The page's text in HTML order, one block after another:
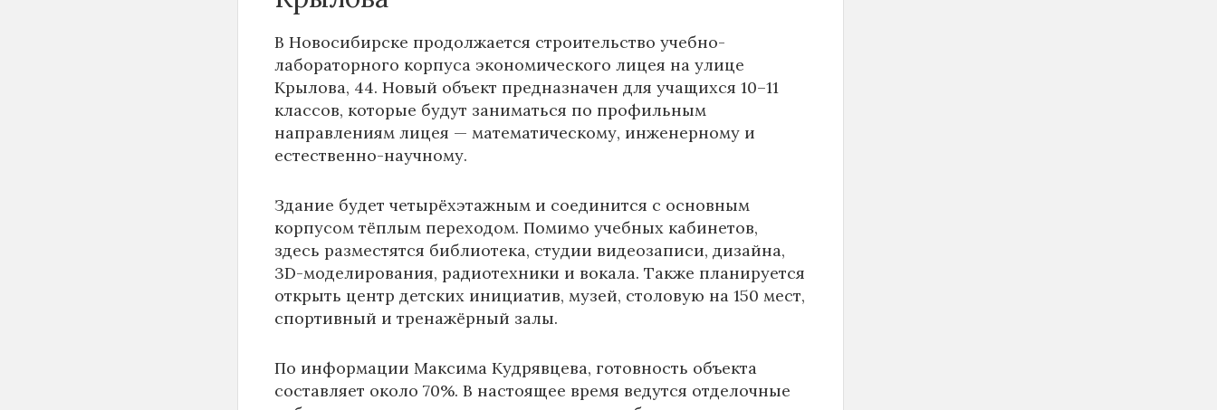
В Новосибирске продолжается строительство учебно-
лабораторного корпуса экономического лицея на улице
Крылова, 44. Новый объект предназначен для учащихся 10–11
классов, которые будут заниматься по профильным
направлениям лицея — математическому, инженерному и
естественно-научному.
Здание будет четырёхэтажным и соединится с основным
корпусом тёплым переходом. Помимо учебных кабинетов,
здесь разместятся библиотека, студии видеозаписи, дизайна,
3D-моделирования, радиотехники и вокала. Также планируется
открыть центр детских инициатив, музей, столовую на 150 мест,
спортивный и тренажёрный залы.
По информации Максима Кудрявцева, готовность объекта
составляет около 70%. В настоящее время ведутся отделочные